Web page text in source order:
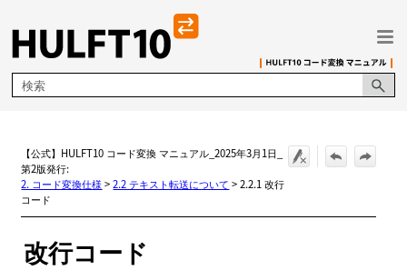
メイン コンテンツにスキップ
【公式】HULFT10 コード変換 マニュアル_2025年3月1日_
第2版発行:
2. コード変換仕様>2.2 テキスト転送について >2.2.1 改行
コード
改行コード